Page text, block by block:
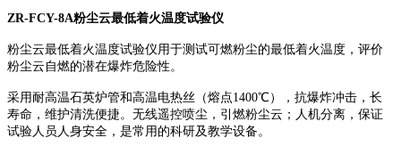
ZR-FCY-8A粉尘云最低着火温度试验仪
粉尘云最低着火温度试验仪用于测试可燃粉尘的最低着火温度，评价
粉尘云自燃的潜在爆炸危险性。
采用耐高温石英炉管和高温电热丝（熔点1400℃），抗爆炸冲击，长
寿命，维护清洗便捷。无线遥控喷尘，引燃粉尘云；人机分离，保证
试验人员人身安全，是常用的科研及教学设备。